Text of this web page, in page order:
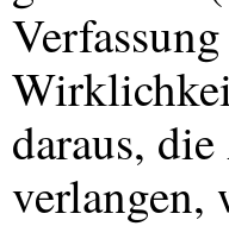
daraus,
verlangen,